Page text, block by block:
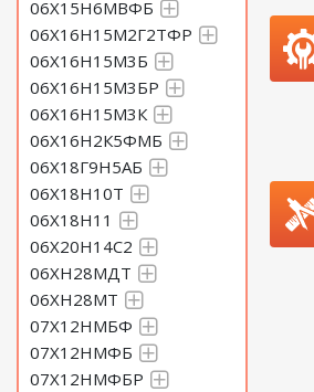
06Х15Н6МВФБ
06Х16Н15М2Г2ТФР
06Х16Н15М3Б
06Х16Н15М3БР
06Х16Н15М3К
06Х16Н2К5ФМБ
06Х18Г9Н5АБ
06Х18Н10Т
06Х18Н11
06Х20Н14С2
06ХН28МДТ
06ХН28МТ
07Х12НМБФ
07Х12НМФБ
07Х12НМФБР